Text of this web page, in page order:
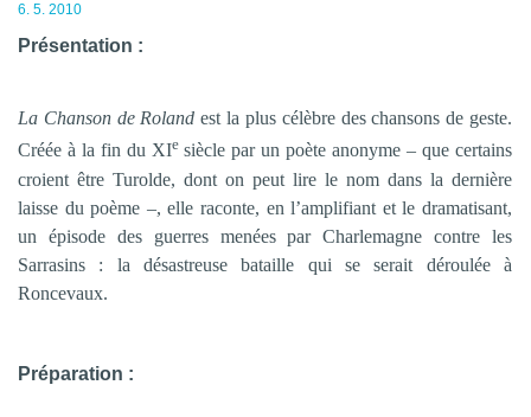
6. 5. 2010
Présentation :
La Chansonde Roland est la plus célèbre des chansons de geste.
Créée à la fin du XIe siècle par un poète anonyme – que certains
croient être Turolde, dont on peut lire le nom dans la dernière
laisse du poème –, elle raconte, en l’amplifiant et le dramatisant,
un épisode des guerres menées par Charlemagne contre les
Sarrasins : la désastreuse bataille qui se serait déroulée à
Roncevaux.
Préparation :